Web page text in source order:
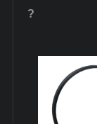
?